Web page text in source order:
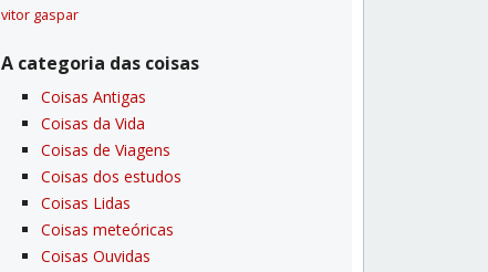
vitor gaspar
A categoria das coisas
Coisas Antigas
Coisas da Vida
Coisas de Viagens
Coisas dos estudos
Coisas Lidas
Coisas meteóricas
Coisas Ouvidas